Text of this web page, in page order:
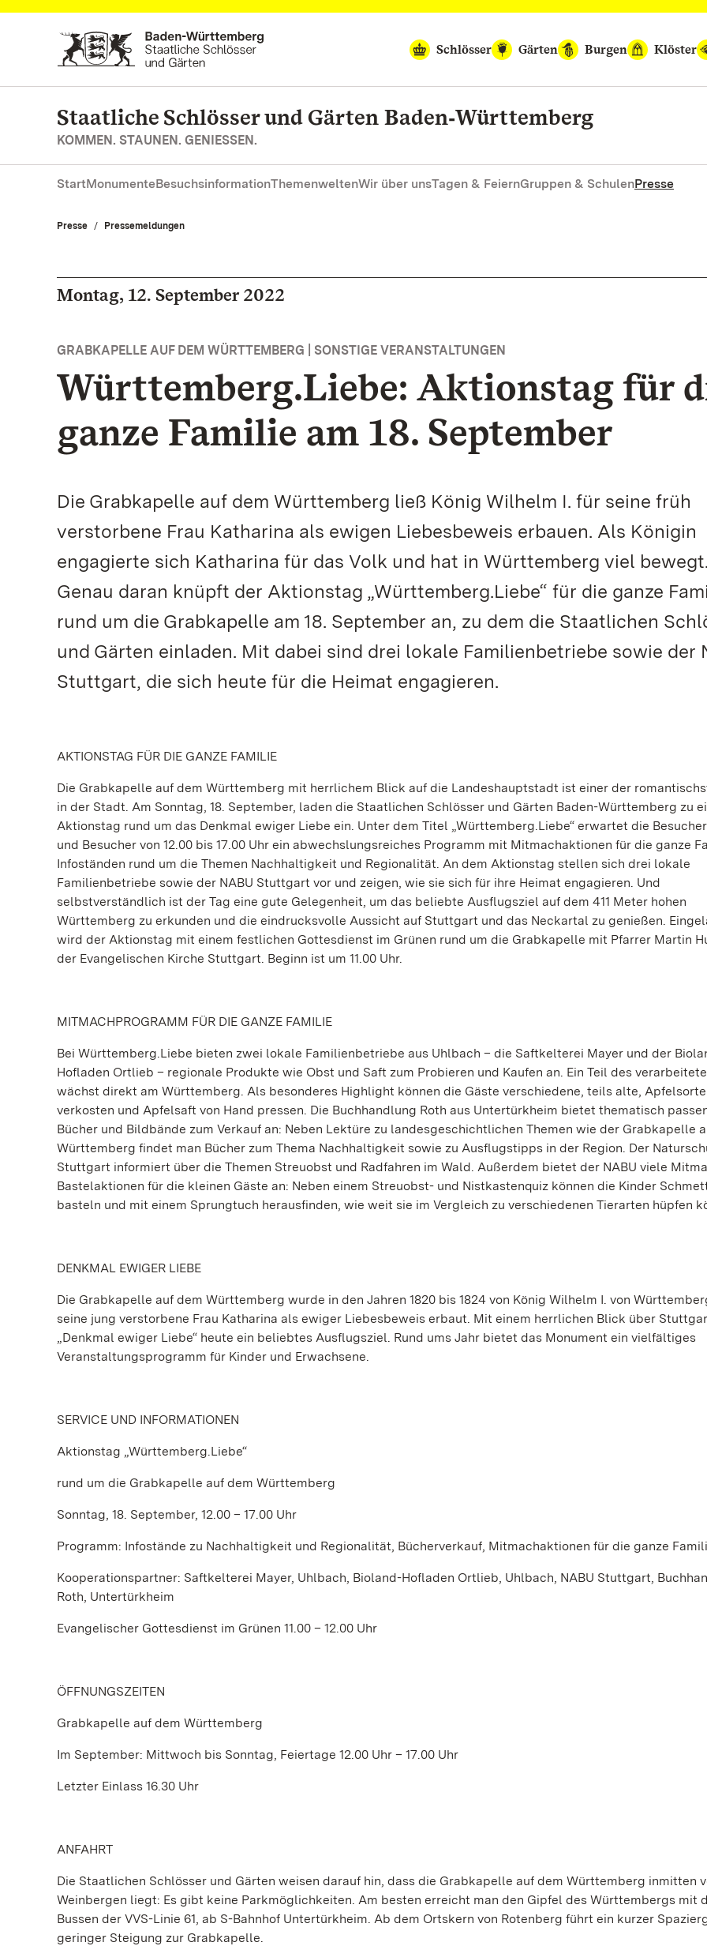
Zum Hauptinhalt springen
Schlösser
Gärten Burgen Klöster
Staatliche Schlösser und Gärten Baden‑Württemberg
KOMMEN. STAUNEN. GENIESSEN.
StartMonumenteBesuchsinformationThemenweltenWir über unsTagen & FeiernGruppen & SchulenPresse
Presse Pressemeldungen
Montag, 12. September 2022
GRABKAPELLE AUF DEM WÜRTTEMBERG | SONSTIGE VERANSTALTUNGEN
Württemberg.Liebe: Aktionstag für
ganze Familie am 18. September
Die Grabkapelle auf dem Württemberg ließ König Wilhelm I. für seine früh
verstorbene Frau Katharina als ewigen Liebesbeweis erbauen. Als Königin
engagierte sich Katharina für das Volk und hat in Württemberg viel bewegt.
Genau daran knüpft der Aktionstag „Württemberg.Liebe“ für die ganze
rund um die Grabkapelle am 18. September an, zu dem die Staatlichen
und Gärten einladen. Mit dabei sind drei lokale Familienbetriebe sowie der
Stuttgart, die sich heute für die Heimat engagieren.
AKTIONSTAG FÜR DIE GANZE FAMILIE
Die Grabkapelle auf dem Württemberg mit herrlichem Blick auf die Landeshauptstadt ist einer der
in der Stadt. Am Sonntag, 18. September, laden die Staatlichen Schlösser und Gärten Baden-Württemberg zu
Aktionstag rund um das Denkmal ewiger Liebe ein. Unter dem Titel „Württemberg.Liebe“ erwartet die
und Besucher von 12.00 bis 17.00 Uhr ein abwechslungsreiches Programm mit Mitmachaktionen für die ganze
Infoständen rund um die Themen Nachhaltigkeit und Regionalität. An dem Aktionstag stellen sich drei lokale
Familienbetriebe sowie der NABU Stuttgart vor und zeigen, wie sie sich für ihre Heimat engagieren. Und
selbstverständlich ist der Tag eine gute Gelegenheit, um das beliebte Ausflugsziel auf dem 411 Meter hohen
Württemberg zu erkunden und die eindrucksvolle Aussicht auf Stuttgart und das Neckartal zu genießen.
wird der Aktionstag mit einem festlichen Gottesdienst im Grünen rund um die Grabkapelle mit Pfarrer Martin
der Evangelischen Kirche Stuttgart. Beginn ist um 11.00 Uhr.
MITMACHPROGRAMM FÜR DIE GANZE FAMILIE
Bei Württemberg.Liebe bieten zwei lokale Familienbetriebe aus Uhlbach – die Saftkelterei Mayer und der
Hofladen Ortlieb – regionale Produkte wie Obst und Saft zum Probieren und Kaufen an. Ein Teil des
wächst direkt am Württemberg. Als besonderes Highlight können die Gäste verschiedene, teils alte,
verkosten und Apfelsaft von Hand pressen. Die Buchhandlung Roth aus Untertürkheim bietet thematisch
Bücher und Bildbände zum Verkauf an: Neben Lektüre zu landesgeschichtlichen Themen wie der Grabkapelle
Württemberg findet man Bücher zum Thema Nachhaltigkeit sowie zu Ausflugstipps in der Region. Der
Stuttgart informiert über die Themen Streuobst und Radfahren im Wald. Außerdem bietet der NABU viele
Bastelaktionen für die kleinen Gäste an: Neben einem Streuobst- und Nistkastenquiz können die Kinder
basteln und mit einem Sprungtuch herausfinden, wie weit sie im Vergleich zu verschiedenen Tierarten hüpfen
DENKMAL EWIGER LIEBE
Die Grabkapelle auf dem Württemberg wurde in den Jahren 1820 bis 1824 von König Wilhelm I. von
seine jung verstorbene Frau Katharina als ewiger Liebesbeweis erbaut. Mit einem herrlichen Blick über
„Denkmal ewiger Liebe“ heute ein beliebtes Ausflugsziel. Rund ums Jahr bietet das Monument ein vielfältiges
Veranstaltungsprogramm für Kinder und Erwachsene.
SERVICE UND INFORMATIONEN
Aktionstag „Württemberg.Liebe“
rund um die Grabkapelle auf dem Württemberg
Sonntag, 18. September, 12.00 – 17.00 Uhr
Programm: Infostände zu Nachhaltigkeit und Regionalität, Bücherverkauf, Mitmachaktionen für die ganze
Kooperationspartner: Saftkelterei Mayer, Uhlbach, Bioland-Hofladen Ortlieb, Uhlbach, NABU Stuttgart,
Roth, Untertürkheim
Evangelischer Gottesdienst im Grünen 11.00 – 12.00 Uhr
ÖFFNUNGSZEITEN
Grabkapelle auf dem Württemberg
Im September: Mittwoch bis Sonntag, Feiertage 12.00 Uhr – 17.00 Uhr
Letzter Einlass 16.30 Uhr
ANFAHRT
Die Staatlichen Schlösser und Gärten weisen darauf hin, dass die Grabkapelle auf dem Württemberg inmitten
Weinbergen liegt: Es gibt keine Parkmöglichkeiten. Am besten erreicht man den Gipfel des Württembergs mit
Bussen der VVS-Linie 61, ab S-Bahnhof Untertürkheim. Ab dem Ortskern von Rotenberg führt ein kurzer
geringer Steigung zur Grabkapelle.